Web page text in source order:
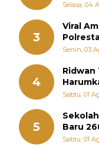
Selasa, 04
3
Viral
Senin, 03
4
Ridwan
Sabtu, 01
5
Baru
Sabtu, 01